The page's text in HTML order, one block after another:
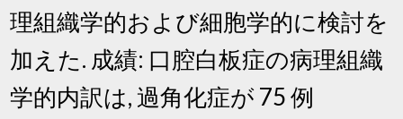
理組織学的および細胞学的に検討を
加えた. 成績: 口腔白板症の病理組織
学的内訳は, 過角化症が 75 例